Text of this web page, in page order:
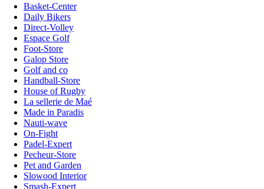
Basket-Center
Daily Bikers
Direct-Volley
Espace Golf
Foot-Store
Galop Store
Golf and co
Handball-Store
House of Rugby
La sellerie de Maé
Made in Paradis
Nauti-wave
On-Fight
Padel-Expert
Pecheur-Store
Pet and Garden
Slowood Interior
Smash-Expert